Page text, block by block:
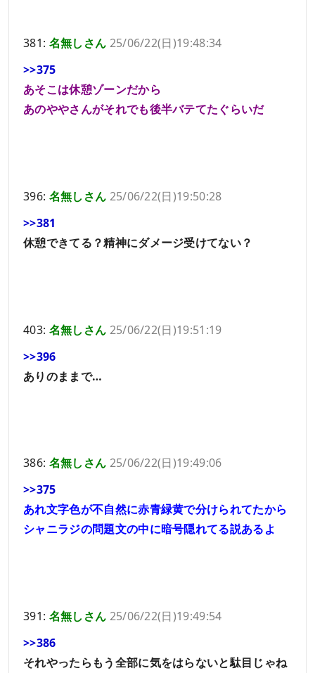
381: 名無しさん 25/06/22(日)19:48:34
>>375
あそこは休憩ゾーンだから
あのややさんがそれでも後半バテてたぐらいだ
396: 名無しさん 25/06/22(日)19:50:28
>>381
休憩できてる？精神にダメージ受けてない？
403: 名無しさん 25/06/22(日)19:51:19
>>396
ありのままで…
386: 名無しさん 25/06/22(日)19:49:06
>>375
あれ文字色が不自然に赤青緑黄で分けられてたから
シャニラジの問題文の中に暗号隠れてる説あるよ
391: 名無しさん 25/06/22(日)19:49:54
>>386
それやったらもう全部に気をはらないと駄目じゃね